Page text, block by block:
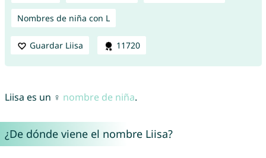
Nombres de niña con L
Guardar Liisa 11720
Liisa es un ♀ nombre de niña.
¿De dónde viene el nombre Liisa?